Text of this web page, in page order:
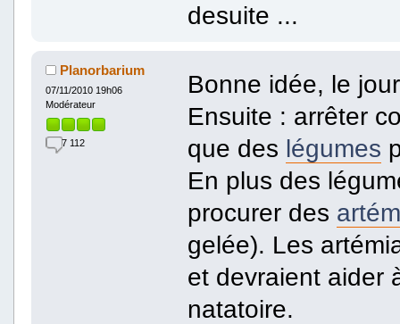
desuite ...
Planorbarium
07/11/2010 19h06
Modérateur
7 112
Bonne idée, le
Ensuite : arrêter
que des légumes
En plus des
procurer des
gelée). Les
et devraient aider
natatoire.